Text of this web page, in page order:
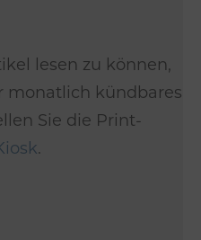
lesen zu können,
monatlich kündbares
Sie die Print-
.